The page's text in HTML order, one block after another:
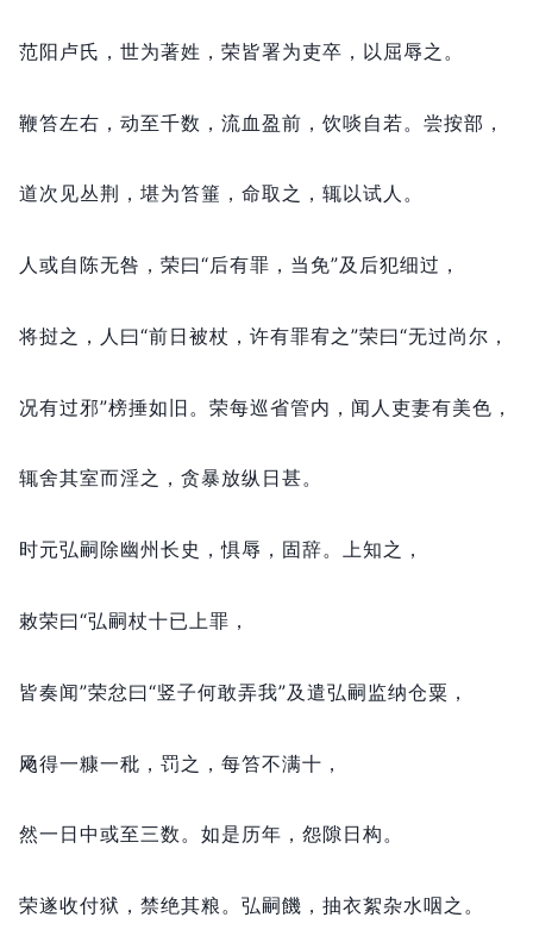
范阳卢氏， 世为著姓， 荣皆署为吏卒， 以屈辱之。
鞭笞左右， 动至千数， 流血盈前， 饮啖自若。 尝按部，
道次见丛荆， 堪为笞箠， 命取之， 辄以试人。
人或自陈无咎， 荣曰“后有罪， 当免”及后犯细过，
将挝之， 人曰“前日被杖， 许有罪宥之”荣曰“无过尚尔，
况有过邪”榜捶如旧。 荣每巡省管内， 闻人吏妻有美色，
辄舍其室而淫之， 贪暴放纵日甚。
时元弘嗣除幽州长史，惧辱， 固辞。 上知之，
敕荣曰“弘嗣杖十已上罪，
皆奏闻”荣忿曰“竖子何敢弄我”及遣弘嗣监纳仓粟，
飏得一糠一秕， 罚之， 每笞不满十，
然一日中或至三数。 如是历年， 怨隙日构。
荣遂收付狱， 禁绝其粮。 弘嗣饑， 抽衣絮杂水咽之。